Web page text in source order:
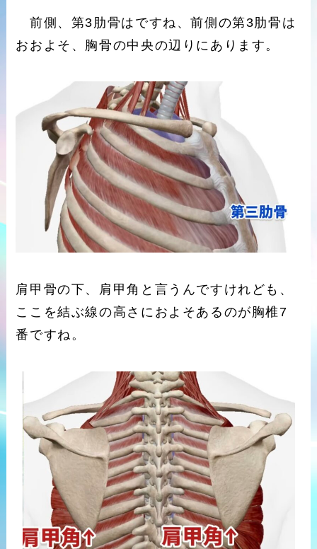
前側、第3肋骨はですね、前側の第3肋骨は
おおよそ、胸骨の中央の辺りにあります。
肩甲骨の下、肩甲角と言うんですけれども、
ここを結ぶ線の高さにおよそあるのが胸椎7
番ですね。